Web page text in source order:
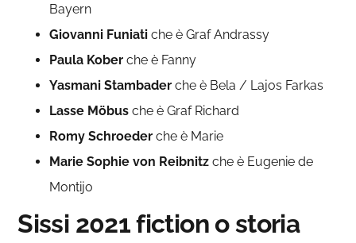
Bayern
Giovanni Funiati che è Graf Andrassy
Paula Kober che è Fanny
Yasmani Stambader che è Bela / Lajos Farkas
Lasse Möbus che è Graf Richard
Romy Schroeder che è Marie
Marie Sophie von Reibnitz che è Eugenie de
Montijo
Sissi 2021 fiction o storia